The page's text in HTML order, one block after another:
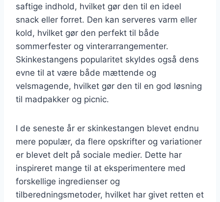
saftige indhold, hvilket gør den til en ideel
snack eller forret. Den kan serveres varm eller
kold, hvilket gør den perfekt til både
sommerfester og vinterarrangementer.
Skinkestangens popularitet skyldes også dens
evne til at være både mættende og
velsmagende, hvilket gør den til en god løsning
til madpakker og picnic.
I de seneste år er skinkestangen blevet endnu
mere populær, da flere opskrifter og variationer
er blevet delt på sociale medier. Dette har
inspireret mange til at eksperimentere med
forskellige ingredienser og
tilberedningsmetoder, hvilket har givet retten et